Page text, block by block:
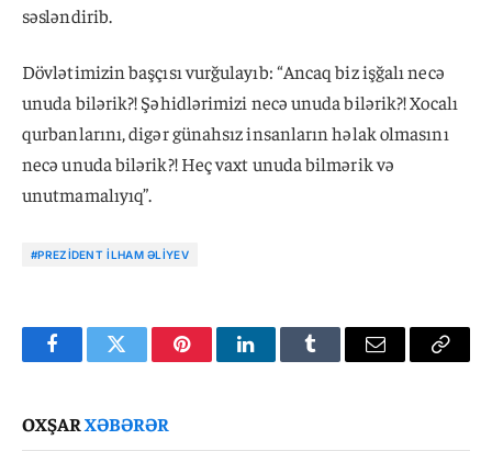
səsləndirib.
Dövlətimizin başçısı vurğulayıb: “Ancaq biz işğalı necə
unuda bilərik?! Şəhidlərimizi necə unuda bilərik?! Xocalı
qurbanlarını, digər günahsız insanların həlak olmasını
necə unuda bilərik?! Heç vaxt unuda bilmərik və
unutmamalıyıq”.
#PREZIDENT İLHAM ƏLIYEV
FacebookTwitter PinterestLinkedInTumblr Email
Copy
OXŞARXƏBƏRƏR